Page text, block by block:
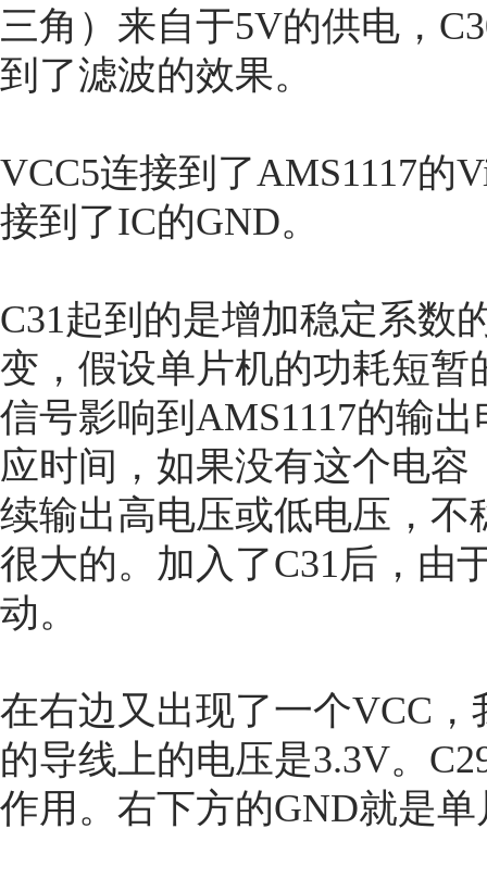
三角）来自于5V的供电，
到了滤波的效果。
VCC5连接到了AMS1117的
接到了IC的GND。
C31起到的是增加稳定系数
变，假设单片机的功耗短
信号影响到AMS1117的输
应时间，如果没有这个电
续输出高电压或低电压，
很大的。加入了C31后，由
动。
在右边又出现了一个VCC
的导线上的电压是3.3V。
作用。右下方的GND就是